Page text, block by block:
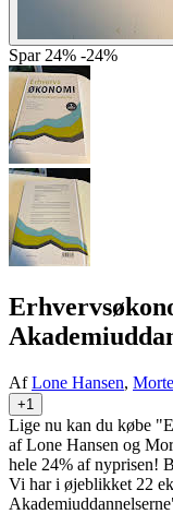
Spar 24% -24%
AfLone Hansen,
+1
Lige nu kan du købe
af Lone Hansen og
hele 24% af nyprisen!
Vi har i øjeblikket 22